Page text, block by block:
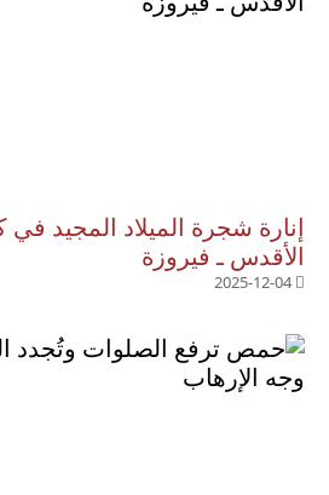
إنارة شجرة الميلاد المجيد
الأقدس ـ فيروزة
2025-12-04